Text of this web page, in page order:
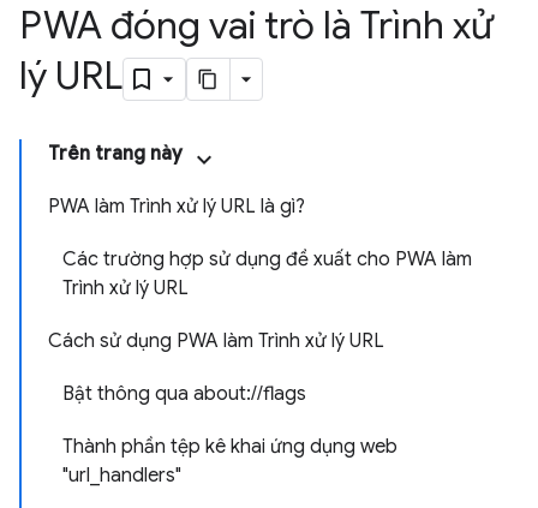
PWA đóng vai trò là Trình xử
lý URL
Trên trang này
PWA làm Trình xử lý URL là gì?
Các trường hợp sử dụng đề xuất cho PWA làm
Trình xử lý URL
Cách sử dụng PWA làm Trình xử lý URL
Bật thông qua about://flags
Thành phần tệp kê khai ứng dụng web
"url_handlers"